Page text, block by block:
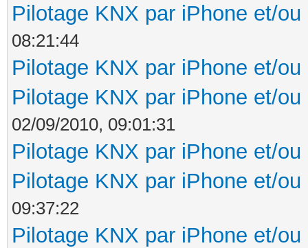
Pilotage KNX par iPhone et/ou
08:21:44
Pilotage KNX par iPhone et/ou
Pilotage KNX par iPhone et/ou
02/09/2010, 09:01:31
Pilotage KNX par iPhone et/ou
Pilotage KNX par iPhone et/ou
09:37:22
Pilotage KNX par iPhone et/ou